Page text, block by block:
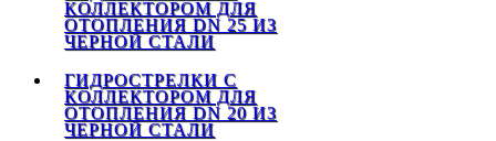
КОЛЛЕКТОРОМ ДЛЯ
ОТОПЛЕНИЯ DN 25 ИЗ
ЧЕРНОЙ СТАЛИ
ГИДРОСТРЕЛКИ С
КОЛЛЕКТОРОМ ДЛЯ
ОТОПЛЕНИЯ DN 20 ИЗ
ЧЕРНОЙ СТАЛИ